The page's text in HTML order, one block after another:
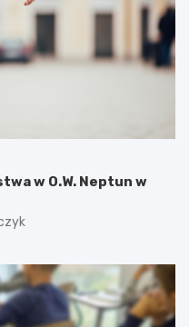
w O.W. Neptun w